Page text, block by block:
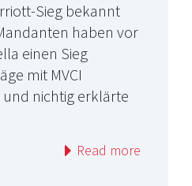
Sieg bekannt
haben vor
einen Sieg
mit MVCI
nichtig erklärte
Read more